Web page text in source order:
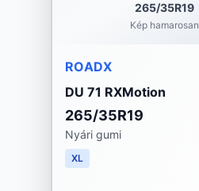
265/35R19
Kép hamarosan
ROADX
DU 71 RXMotion
265/35R19
Nyári gumi
XL